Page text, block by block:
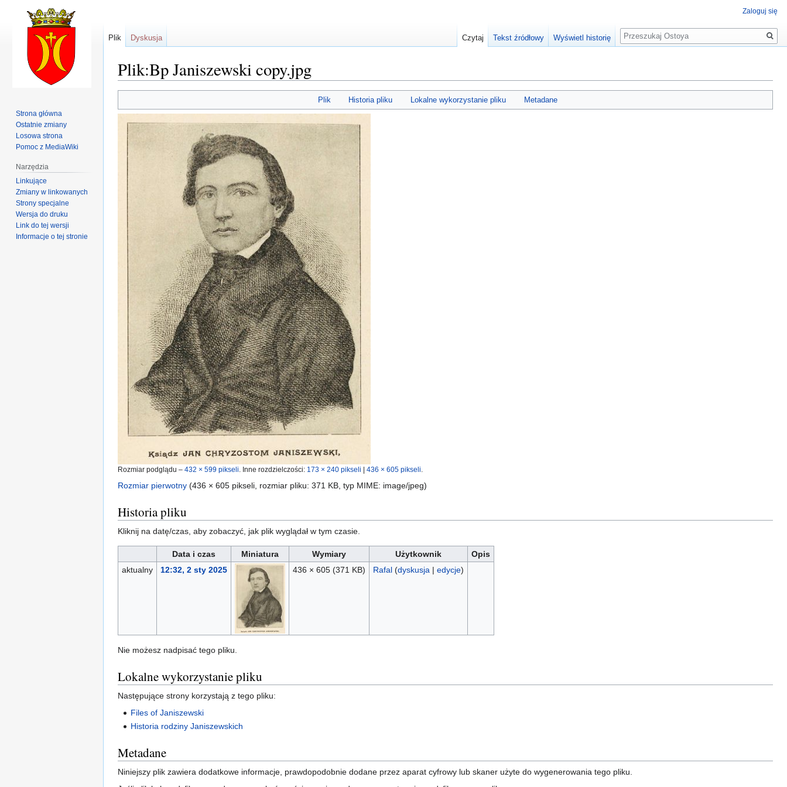
Plik:Bp Janiszewski copy.jpg
do
nawigacji
do
wyszukiwania
Plik Historia pliku Lokalne wykorzystanie pliku Metadane
Rozmiar podglądu – 432 × 599 pikseli Inne rozdzielczości: 173 × 240 pikseli 436 × 605 pikseli
Rozmiar pierwotny (436 × 605 pikseli, rozmiar pliku: 371 KB, typ MIME: image/jpeg)
Historia pliku
Kliknij na datę/czas, aby zobaczyć, jak plik wyglądał w tym czasie.
Data i czas Miniatura Wymiary Użytkownik
Opis
aktualny
12:32, 2 sty 2025 436 × 605 (371 KB) Rafal (dyskusja | edycje)
Nie możesz nadpisać tego pliku.
Lokalne wykorzystanie pliku
Następujące strony korzystają z tego pliku:
Files of Janiszewski
Historia rodziny Janiszewskich
Metadane
Niniejszy plik zawiera dodatkowe informacje, prawdopodobnie dodane przez aparat cyfrowy lub skaner użyte do wygenerowania tego pliku.
Zaloguj się
Plik Dyskusja Czytaj Tekst źródłowy Wyświetl historię
Szukaj
Strona główna
Ostatnie zmiany
Losowa strona
Pomoc z MediaWiki
Narzędzia
Linkujące
Zmiany w linkowanych
Strony specjalne
Wersja do druku
Link do tej wersji
Informacje o tej stronie